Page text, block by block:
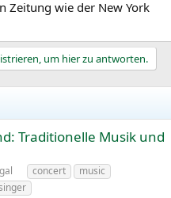
Zeitung wie der New York
um hier zu antworten.
Traditionelle Musik und
concert
music